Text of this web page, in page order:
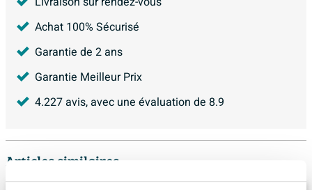
Achat 100% Sécurisé
Garantie de 2 ans
Garantie Meilleur Prix
4.227avis, avec une évaluation de 8.9
Articles similaires